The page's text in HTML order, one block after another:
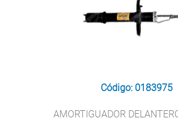
Código: 0183975
AMORTIGUADOR